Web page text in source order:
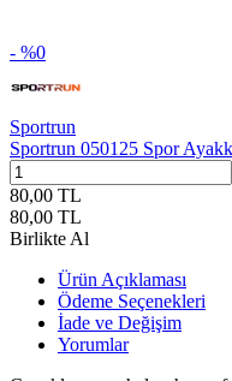
- %0
Sportrun
Sportrun 050125 Spor
80,00 TL
80,00 TL
Birlikte Al
Ürün Açıklaması
Ödeme Seçenekleri
İade ve Değişim
Yorumlar